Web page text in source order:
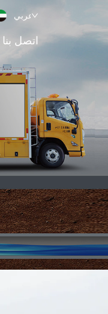
عربي
اتصل بنا